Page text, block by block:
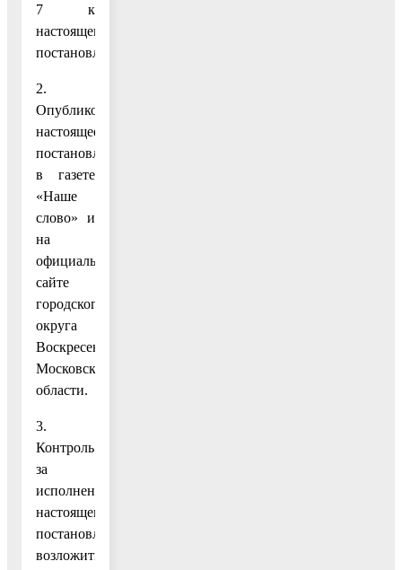
7 к
настоящему
постановлению.
2.
Опубликовать
настоящее
постановление
в газете
«Наше
слово» и
на
официальном
сайте
городского
округа
Воскресенск
Московской
области.
3.
Контроль
за
исполнением
настоящего
постановления
возложить